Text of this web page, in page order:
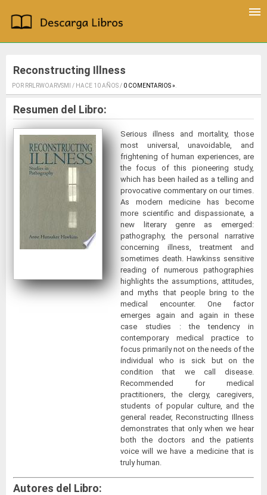
Reconstructing Illness
POR RRLRWOARVSMI / HACE 10 AÑOS / 0 COMENTARIOS ».
Resumen del Libro:
Serious illness and mortality, those
most universal, unavoidable, and
frightening of human experiences, are
the focus of this pioneering study,
which has been hailed as a telling and
provocative commentary on our times.
As modern medicine has become
more scientific and dispassionate, a
new literary genre as emerged:
pathography, the personal narrative
concerning illness, treatment and
sometimes death. Hawkinss sensitive
reading of numerous pathographies
highlights the assumptions, attitudes,
and myths that people bring to the
medical encounter. One factor
emerges again and again in these
case studies : the tendency in
contemporary medical practice to
focus primarily not on the needs of the
individual who is sick but on the
condition that we call disease.
Recommended for medical
practitioners, the clergy, caregivers,
students of popular culture, and the
general reader, Reconstructing Illness
demonstrates that only when we hear
both the doctors and the patients
voice will we have a medicine that is
truly human.
Autores del Libro: